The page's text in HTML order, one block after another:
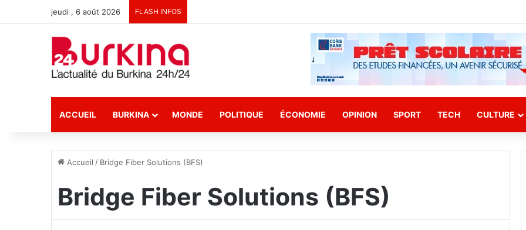
jeudi , 6 août 2026 FLASH INFOS
ACCUEIL BURKINA MONDE POLITIQUE ÉCONOMIE OPINION SPORT TECH CULTURE
Accueil / Bridge Fiber Solutions (BFS)
Bridge Fiber Solutions (BFS)